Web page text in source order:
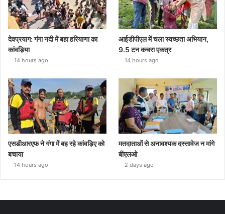
देवप्रयाग: गंगा नदी में बहा हरियाणा का
कांवड़िया
14 hours ago
आईडीपीएल में चला स्वच्छता अभियान,
9.5 टन कचरा एकत्र
14 hours ago
एसडीआरएफ ने गंगा में बह रहे कांवड़िए को
बचाया
14 hours ago
मतदाताओं से अनावश्यक दस्तावेज न मांगे
बीएलओ
2 days ago